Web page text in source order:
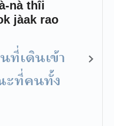
nà thîi
jàak rao
ที่เดินเข้า
ะที่คนทั้ง